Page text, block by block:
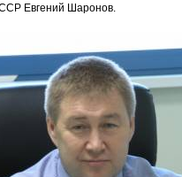
Евгений Шаронов.